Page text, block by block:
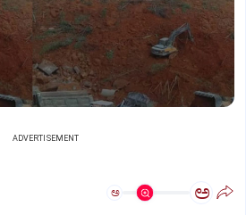
ADVERTISEMENT
ಅ ಅ